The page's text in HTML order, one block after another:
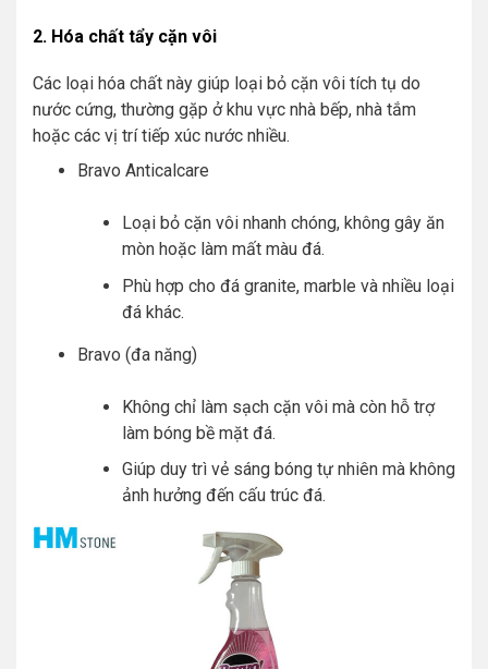
2. Hóa chất tẩy cặn vôi
Các loại hóa chất này giúp loại bỏ cặn vôi tích tụ do
nước cứng, thường gặp ở khu vực nhà bếp, nhà tắm
hoặc các vị trí tiếp xúc nước nhiều.
Bravo Anticalcare
Loại bỏ cặn vôi nhanh chóng, không gây ăn
mòn hoặc làm mất màu đá.
Phù hợp cho đá granite, marble và nhiều loại
đá khác.
Bravo (đa năng)
Không chỉ làm sạch cặn vôi mà còn hỗ trợ
làm bóng bề mặt đá.
Giúp duy trì vẻ sáng bóng tự nhiên mà không
ảnh hưởng đến cấu trúc đá.